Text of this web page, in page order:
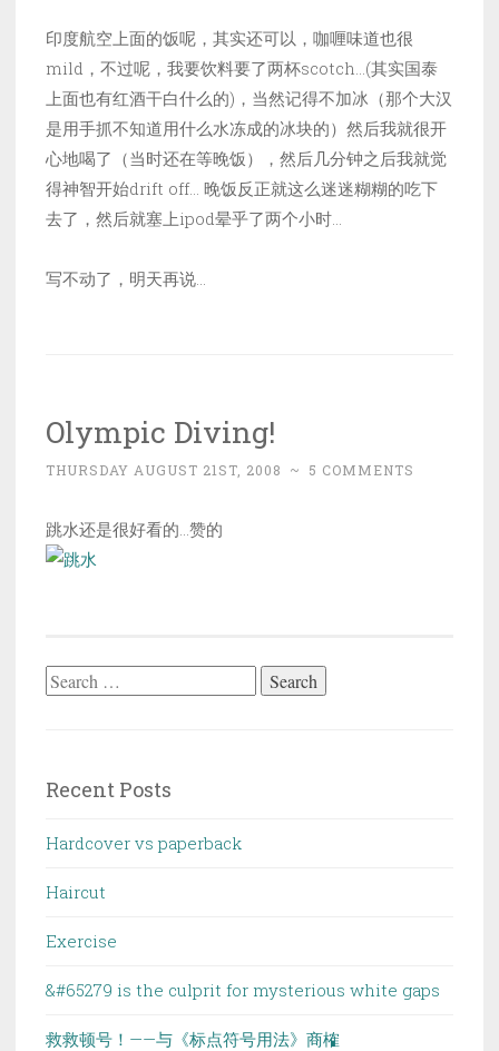
印度航空上面的饭呢，其实还可以，咖喱味道也很
mild，不过呢，我要饮料要了两杯scotch…(其实国泰
上面也有红酒干白什么的)，当然记得不加冰（那个大汉
是用手抓不知道用什么水冻成的冰块的）然后我就很开
心地喝了（当时还在等晚饭），然后几分钟之后我就觉
得神智开始drift off… 晚饭反正就这么迷迷糊糊的吃下
去了，然后就塞上ipod晕乎了两个小时…
写不动了，明天再说…
Olympic Diving!
THURSDAY AUGUST 21ST, 2008 ~ 5 COMMENTS
跳水还是很好看的…赞的
Search
Recent Posts
Hardcover vs paperback
Haircut
Exercise
&#65279 is the culprit for mysterious white gaps
救救顿号！——与《标点符号用法》商榷